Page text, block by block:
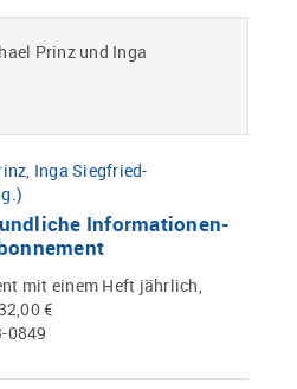
Prinz und Inga
, Inga Siegfried-
Informationen-
mit einem Heft jährlich,
€
0849